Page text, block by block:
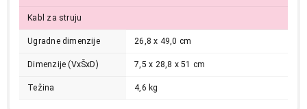
Kabl za struju
Ugradne dimenzije 26,8 x 49,0 cm
Dimenzije (VxŠxD) 7,5 x 28,8 x 51 cm
Težina 4,6 kg
Završi kupovinu